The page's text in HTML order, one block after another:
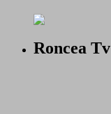
Roncea Tv